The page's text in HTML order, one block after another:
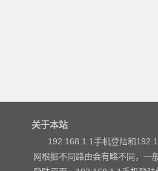
关于本站
192.168.1.1手机登陆和
网根据不同路由会有略不同，一